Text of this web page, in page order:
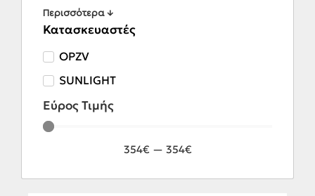
Περισσότερα ↓
Κατασκευαστές
OPZV
SUNLIGHT
Εύρος Τιμής
354€ — 354€